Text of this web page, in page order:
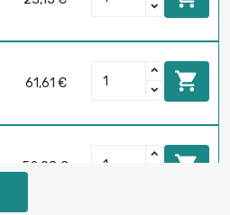
61,61 € 
52,08 € 